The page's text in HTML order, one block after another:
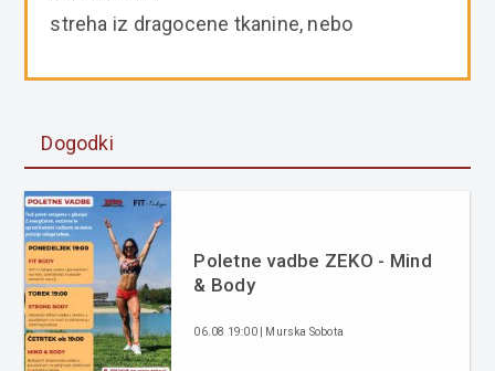
streha iz dragocene tkanine, nebo
Dogodki
Poletne vadbe ZEKO - Mind
& Body
06.08 19:00 | Murska Sobota